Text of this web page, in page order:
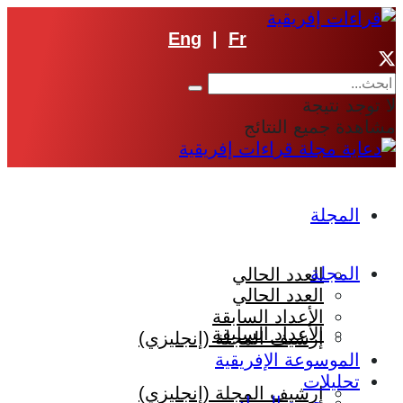
Eng Fr
لا توجد نتيجة
مشاهدة جميع النتائج
المجلة
العدد الحالي
الأعداد السابقة
إرشيف المجلة (إنجليزي)
المجلة
العدد الحالي
الأعداد السابقة
إرشيف المجلة (إنجليزي)
الموسوعة الإفريقية
تحليلات